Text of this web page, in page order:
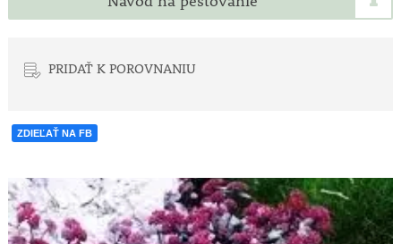
PRIDAŤ K POROVNANIU
ZDIEĽAŤ NA FB